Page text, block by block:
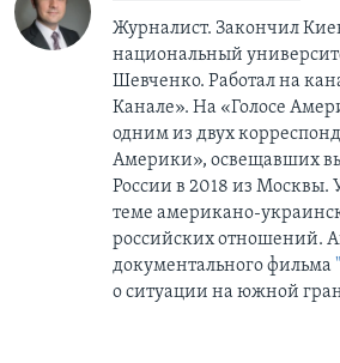
Журналист. Закончил
национальный
Шевченко. Работал на
Канале». На «Голосе
одним из двух
Америки», освещавших
России в 2018 из Москвы.
теме американо-
российских отношений.
документального фильма
о ситуации на южной